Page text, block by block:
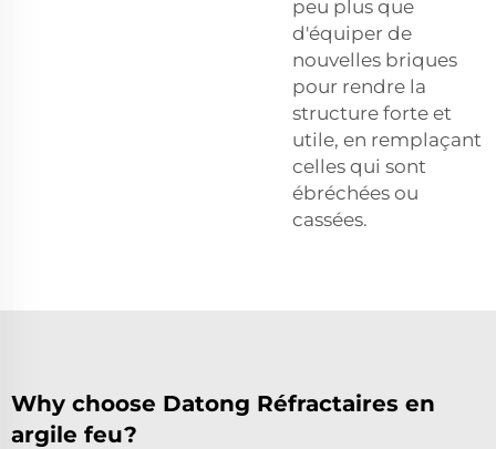
peu plus que
d'équiper de
nouvelles briques
pour rendre la
structure forte et
utile, en remplaçant
celles qui sont
ébréchées ou
cassées.
Why choose Datong Réfractaires en
argile feu?